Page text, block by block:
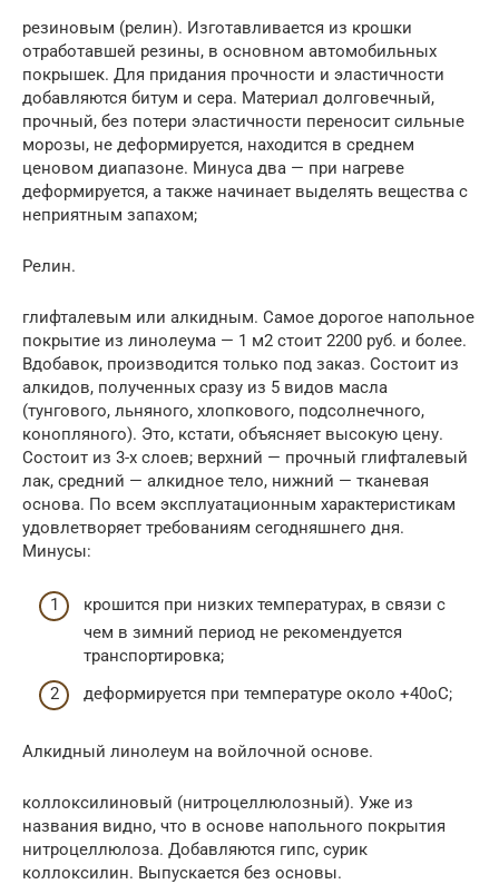
резиновым (релин). Изготавливается из крошки
отработавшей резины, в основном автомобильных
покрышек. Для придания прочности и эластичности
добавляются битум и сера. Материал долговечный,
прочный, без потери эластичности переносит сильные
морозы, не деформируется, находится в среднем
ценовом диапазоне. Минуса два — при нагреве
деформируется, а также начинает выделять вещества с
неприятным запахом;
Релин.
глифталевым или алкидным. Самое дорогое напольное
покрытие из линолеума — 1 м2 стоит 2200 руб. и более.
Вдобавок, производится только под заказ. Состоит из
алкидов, полученных сразу из 5 видов масла
(тунгового, льняного, хлопкового, подсолнечного,
конопляного). Это, кстати, объясняет высокую цену.
Состоит из 3-х слоев; верхний — прочный глифталевый
лак, средний — алкидное тело, нижний — тканевая
основа. По всем эксплуатационным характеристикам
удовлетворяет требованиям сегодняшнего дня.
Минусы:
крошится при низких температурах, в связи с
чем в зимний период не рекомендуется
транспортировка;
деформируется при температуре около +40oС;
Алкидный линолеум на войлочной основе.
коллоксилиновый (нитроцеллюлозный). Уже из
названия видно, что в основе напольного покрытия
нитроцеллюлоза. Добавляются гипс, сурик
коллоксилин. Выпускается без основы.